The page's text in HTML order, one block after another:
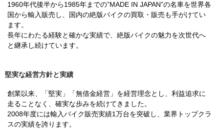
1960年代後半から1985年までの”MADE IN JAPAN”の名車を世界各
国から輸入販売し、国内の絶版バイクの買取・販売も手がけてい
ます。
長年にわたる経験と確かな実績で、絶版バイクの魅力を次世代へ
と継承し続けています。
堅実な経営方針と実績
創業以来、「堅実」「無借金経営」を経営理念とし、利益追求に
走ることなく、確実な歩みを続けてきました。
2008年度には輸入バイク販売実績1万台を突破し、業界トップクラ
スの実績を誇ります。